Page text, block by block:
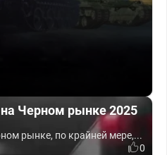
Черном рынке 2025
рынке, по крайней мере,...
0